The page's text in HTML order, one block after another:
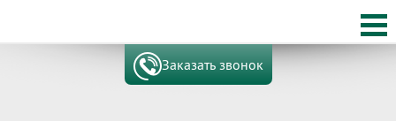
Заказать звонок